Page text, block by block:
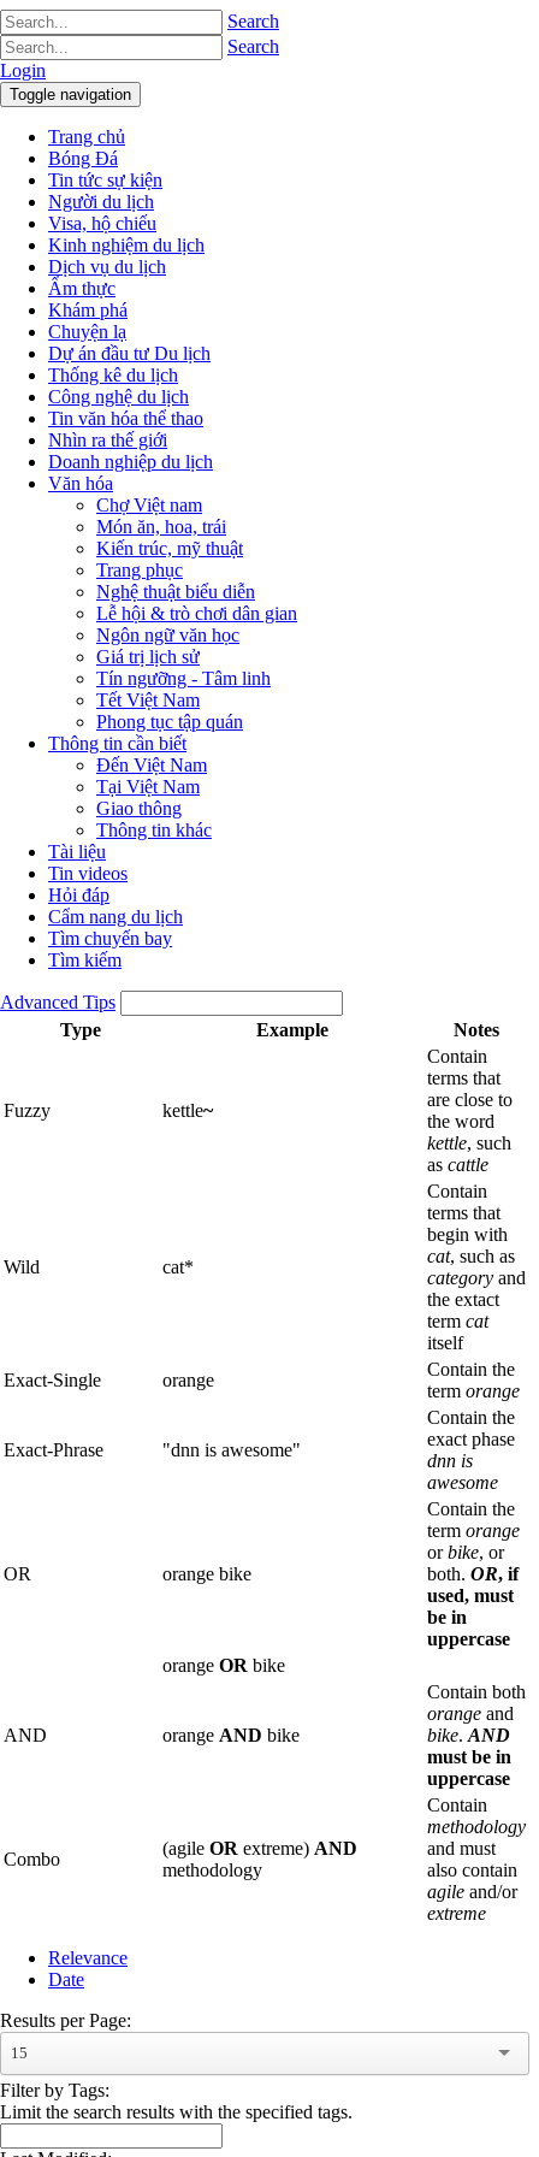
Search
Search
Login
Toggle navigation
Trang chủ
Bóng Đá
Tin tức sự kiện
Người du lịch
Visa, hộ chiếu
Kinh nghiệm du lịch
Dịch vụ du lịch
Ẩm thực
Khám phá
Chuyện lạ
Dự án đầu tư Du lịch
Thống kê du lịch
Công nghệ du lịch
Tin văn hóa thể thao
Nhìn ra thế giới
Doanh nghiệp du lịch
Văn hóa
Chợ Việt nam
Món ăn, hoa, trái
Kiến trúc, mỹ thuật
Trang phục
Nghệ thuật biểu diễn
Lễ hội & trò chơi dân gian
Ngôn ngữ văn học
Giá trị lịch sử
Tín ngưỡng - Tâm linh
Tết Việt Nam
Phong tục tập quán
Thông tin cần biết
Đến Việt Nam
Tại Việt Nam
Giao thông
Thông tin khác
Tài liệu
Tin videos
Hỏi đáp
Cẩm nang du lịch
Tìm chuyến bay
Tìm kiếm
Advanced Tips
Type
Example Notes
Fuzzy kettle~
Contain
terms that
are close to
the word
kettle, such
as cattle
Wild cat*
Contain
terms that
begin with
cat, such as
category and
the extact
term cat
itself
Exact-Single
orange
Contain the
term orange
Exact-Phrase "dnn is awesome"
Contain the
exact phase
dnn is
awesome
OR orange bike
Contain the
term orange
orbike, or
both. OR, if
used, must
be in
uppercase
orange OR bike
AND orange AND bike
Contain both
orange and
bike. AND
must be in
uppercase
Combo
(agile OR extreme) AND
methodology
Contain
methodology
and must
also contain
agile and/or
extreme
Relevance
Date
Results per Page:
15
Filter by Tags:
Limit the search results with the specified tags.